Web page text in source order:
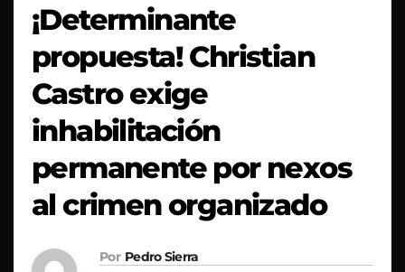
¡Determinante
propuesta! Christian
Castro exige
inhabilitación
permanente por nexos
al crimen organizado
Por Pedro Sierra